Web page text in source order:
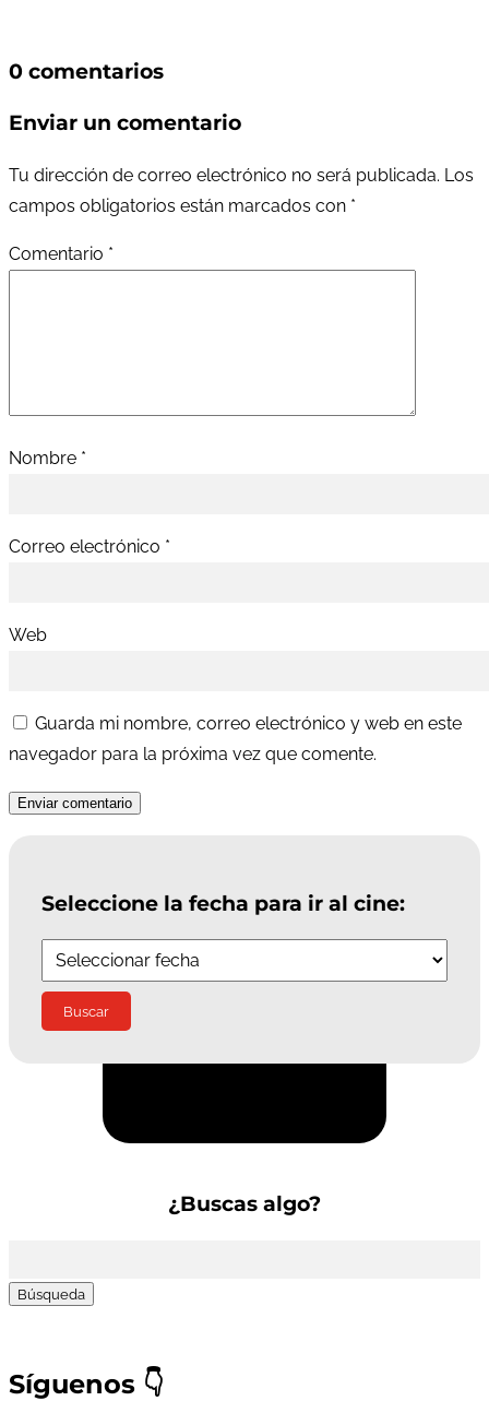
0 comentarios
Enviar un comentario
Tu dirección de correo electrónico no será publicada. Los
campos obligatorios están marcados con *
Comentario *
Nombre *
Correo electrónico *
Web
Guarda mi nombre, correo electrónico y web en este
navegador para la próxima vez que comente.
Enviar comentario
Seleccione la fecha para ir al cine:
¿Buscas algo?
Síguenos 👇